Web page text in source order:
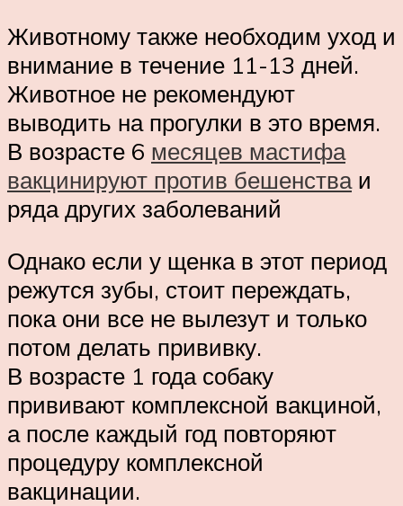
Животному также необходим уход и
внимание в течение 11-13 дней.
Животное не рекомендуют
выводить на прогулки в это время.
В возрасте 6 месяцев мастифа
вакцинируют против бешенстваи
ряда других заболеваний
Однако если у щенка в этот период
режутся зубы, стоит переждать,
пока они все не вылезут и только
потом делать прививку.
В возрасте 1 года собаку
прививают комплексной вакциной,
а после каждый год повторяют
процедуру комплексной
вакцинации.